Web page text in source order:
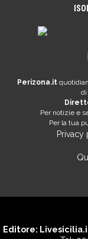
Perizona.it
di
Per notizie e
Per la tua
Privacy
Editore: